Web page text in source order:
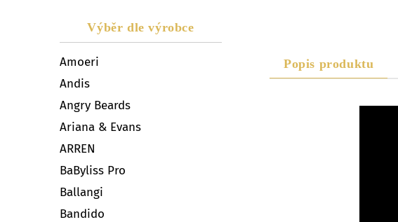
Výběr dle výrobce
Amoeri
Andis
Angry Beards
Ariana & Evans
ARREN
BaByliss Pro
Ballangi
Bandido
Popis produktu